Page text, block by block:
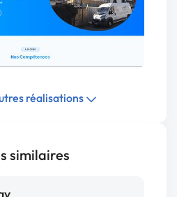
réalisations
similaires